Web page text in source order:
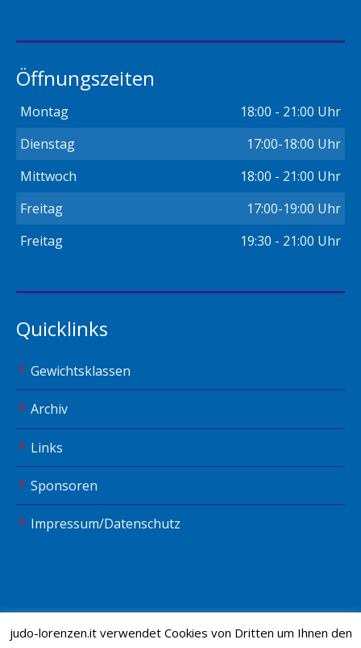
Öffnungszeiten
Montag
18:00 - 21:00 Uhr
Dienstag
17:00-18:00 Uhr
Mittwoch
18:00 - 21:00 Uhr
Freitag
17:00-19:00 Uhr
Freitag
19:30 - 21:00 Uhr
Quicklinks
Gewichtsklassen
Archiv
Links
Sponsoren
Impressum/Datenschutz
© Copyright Judo St.Lorenzen by Tolpeit Websolutions
judo-lorenzen.it verwendet Cookies von Dritten um Ihnen den